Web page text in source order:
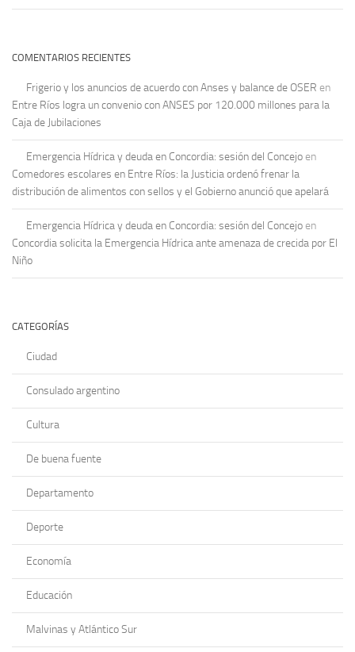
COMENTARIOS RECIENTES
Frigerio y los anuncios de acuerdo con Anses y balance de OSER en
Entre Ríos logra un convenio con ANSES por 120.000 millones para la
Caja de Jubilaciones
Emergencia Hídrica y deuda en Concordia: sesión del Concejo en
Comedores escolares en Entre Ríos: la Justicia ordenó frenar la
distribución de alimentos con sellos y el Gobierno anunció que apelará
Emergencia Hídrica y deuda en Concordia: sesión del Concejo en
Concordia solicita la Emergencia Hídrica ante amenaza de crecida por El
Niño
CATEGORÍAS
Ciudad
Consulado argentino
Cultura
De buena fuente
Departamento
Deporte
Economía
Educación
Malvinas y Atlántico Sur